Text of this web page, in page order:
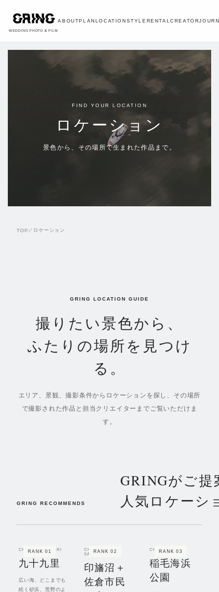
WEDDING PHOTO & FILM
ABOUTPLANLOCATIONSTYLE RENTALCREATOR
FIND YOUR LOCATION
ロケーション
景色から、その場所で生まれた作品まで。
TOP ／ ロケーション
GRING LOCATION GUIDE
撮りたい景色から、
ふたりの場所を見つけ
る。
エリア、景観、撮影条件からロケーションを探し、その場所
で撮影された作品と担当クリエイターまでご覧いただけま
す。
GRING RECOMMENDS
GRINGがご提
人気ロケーシ
RANK01
CHIBA / KUJUKURI
九十九里
広い海、どこまでも
続く砂浜、荒野のよ
RANK02
CHIBA / INBA &
SAKURA
印旛沼＋
佐倉市民
RANK03
CHIBA / INAGE
稲毛海浜
公園